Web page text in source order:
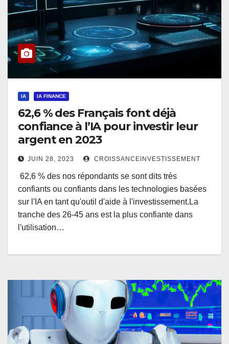
IA IA FINANCE
62,6 % des Français font déjà
confiance à l’IA pour investir leur
argent en 2023
JUIN 28, 2023 CROISSANCEINVESTISSEMENT
62,6 % des nos répondants se sont dits très
confiants ou confiants dans les technologies basées
sur l'IA en tant qu'outil d'aide à l'investissement.La
tranche des 26-45 ans est la plus confiante dans
l'utilisation…